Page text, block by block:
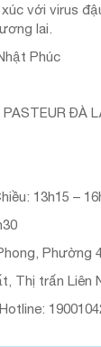
với virus
lai.
Phúc
ĐÀ
13h15 –
Phường
Thị trấn Liên